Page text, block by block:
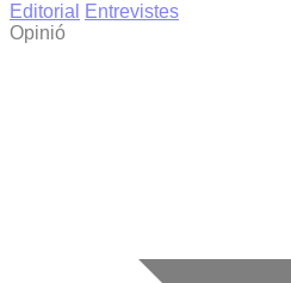
Editorial
Entrevistes
Opinió